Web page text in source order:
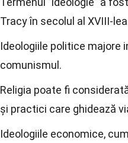
Tracy în secolul al XVIII-
Ideologiile politice majore
comunismul.
Religia poate fi
și practici care ghidează
Ideologiile economice,